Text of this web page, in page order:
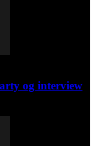
og interview